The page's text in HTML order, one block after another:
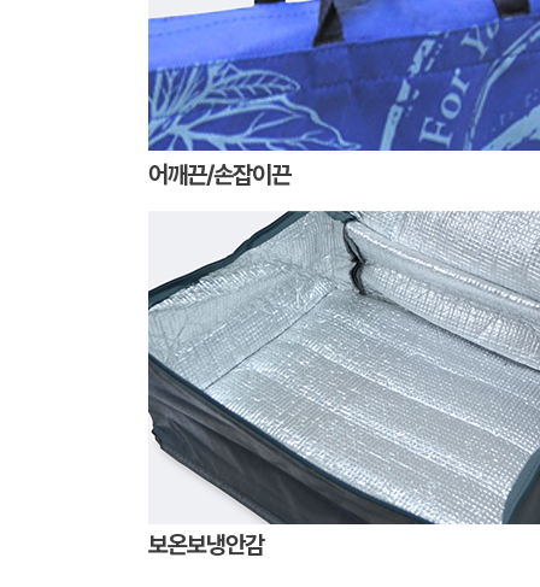
어깨끈/손잡이끈
보온보냉안감